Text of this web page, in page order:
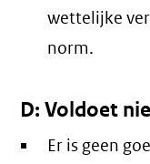
wettelijke
norm.
D: Voldoet
Er is geen